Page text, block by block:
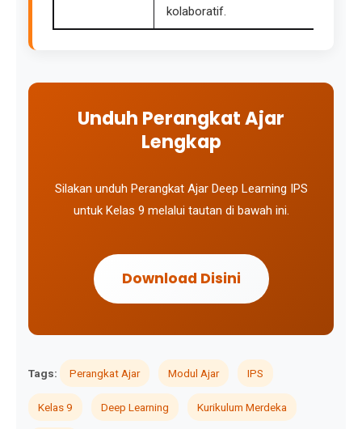
kolaboratif.
Unduh Perangkat Ajar
Lengkap
Silakan unduh Perangkat Ajar Deep Learning IPS
untuk Kelas 9 melalui tautan di bawah ini.
Download Disini
Tags: Perangkat Ajar Modul Ajar IPS
Kelas 9 Deep Learning Kurikulum Merdeka